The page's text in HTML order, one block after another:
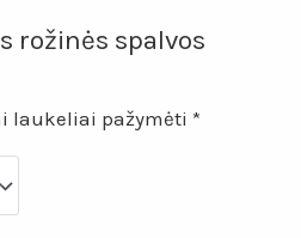
rožinės spalvos
laukeliai pažymėti*